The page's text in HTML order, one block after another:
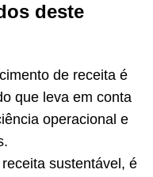
deste
de receita é
que leva em conta
operacional e
sustentável, é